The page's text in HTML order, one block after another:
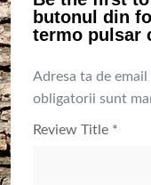
butonul din
termo pulsar
Adresa ta de
obligatorii sunt
Review Title *